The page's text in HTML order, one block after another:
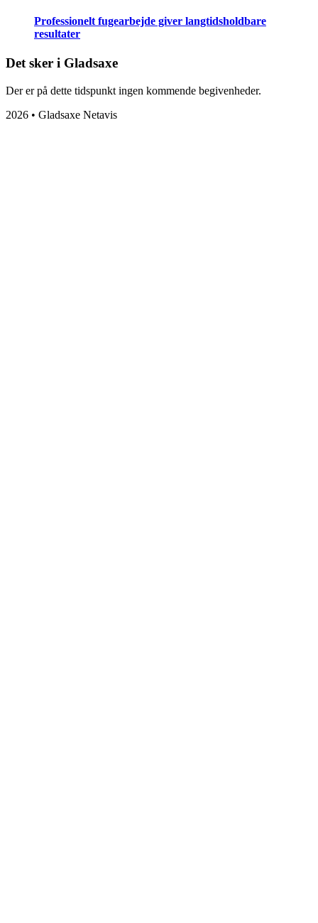
Professionelt fugearbejde giver langtidsholdbare
resultater
Det sker i Gladsaxe
Der er på dette tidspunkt ingen kommende begivenheder.
2026 • Gladsaxe Netavis